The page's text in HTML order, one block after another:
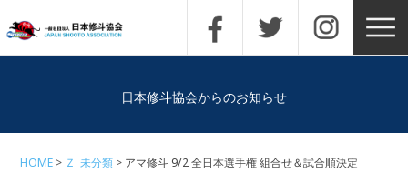
日本修斗協会からのお知らせ
HOME Ｚ_未分類 アマ修斗 9/2 全日本選手権 組合せ＆試合順決定